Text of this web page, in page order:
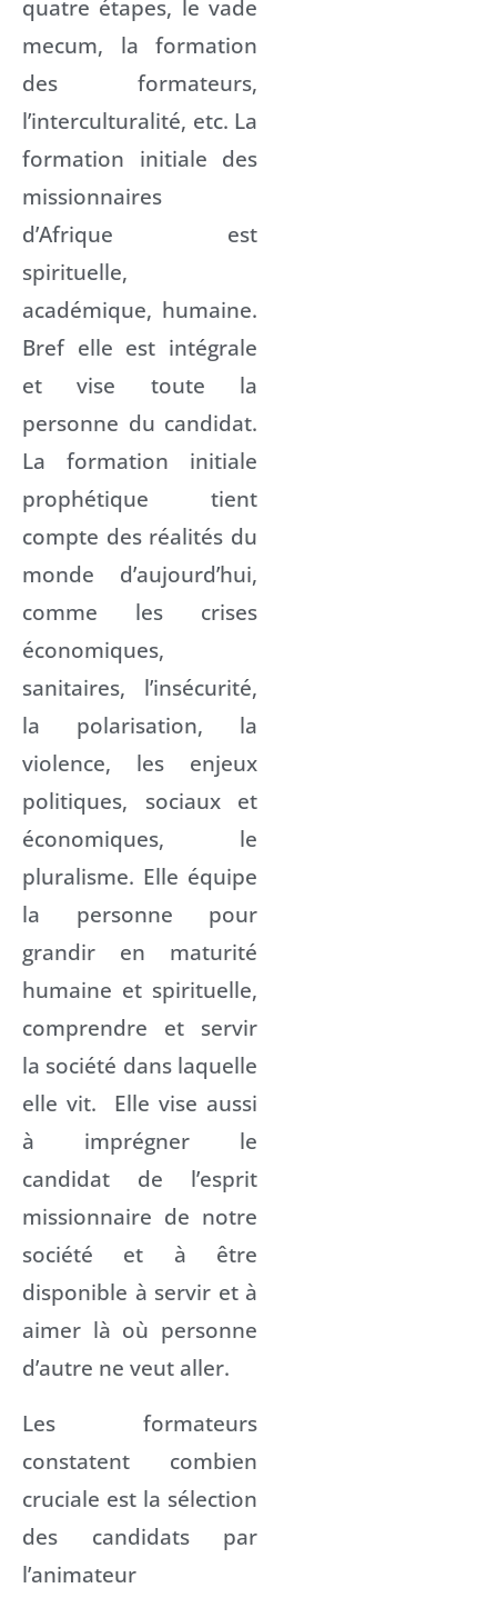
quatre étapes, le vade
mecum, la formation
des formateurs,
l’interculturalité, etc. La
formation initiale des
missionnaires
d’Afrique est
spirituelle,
académique, humaine.
Bref elle est intégrale
et vise toute la
personne du candidat.
La formation initiale
prophétique tient
compte des réalités du
monde d’aujourd’hui,
comme les crises
économiques,
sanitaires, l’insécurité,
la polarisation, la
violence, les enjeux
politiques, sociaux et
économiques, le
pluralisme. Elle équipe
la personne pour
grandir en maturité
humaine et spirituelle,
comprendre et servir
la société dans laquelle
elle vit. Elle vise aussi
à imprégner le
candidat de l’esprit
missionnaire de notre
société et à être
disponible à servir et à
aimer là où personne
d’autre ne veut aller.
Les formateurs
constatent combien
cruciale est la sélection
des candidats par
l’animateur